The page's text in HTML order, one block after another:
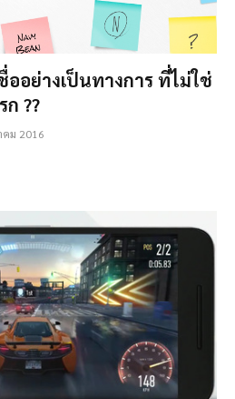
ออย่างเป็นทางการ ที่ไม่ใช่
??
ม 2016